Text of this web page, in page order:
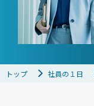
トップ 社員の１日